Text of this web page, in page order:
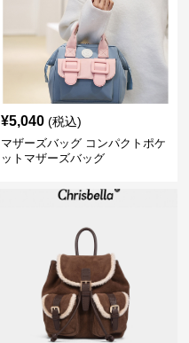
¥5,040 (税込)
マザーズバッグ コンパクトポケ
ットマザーズバッグ